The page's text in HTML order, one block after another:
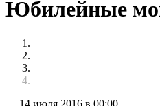
Юбилейные
14 июля 2016 в 00:00